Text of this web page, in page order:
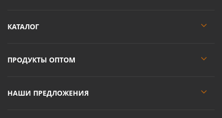
КАТАЛОГ
ПРОДУКТЫ ОПТОМ
НАШИ ПРЕДЛОЖЕНИЯ